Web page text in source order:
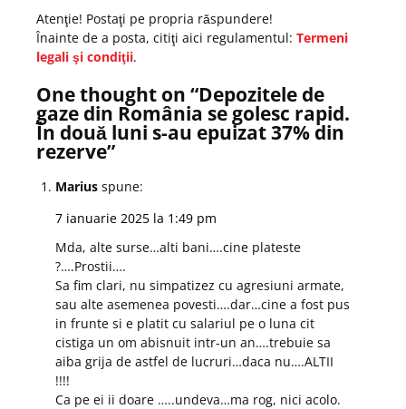
Atenţie! Postaţi pe propria răspundere!
Înainte de a posta, citiţi aici regulamentul: Termeni
legali şi condiţii.
One thought on “Depozitele de
gaze din România se golesc rapid.
În două luni s-au epuizat 37% din
rezerve”
Marius spune:
7 ianuarie 2025 la 1:49 pm
Mda, alte surse…alti bani….cine plateste
?….Prostii….
Sa fim clari, nu simpatizez cu agresiuni armate,
sau alte asemenea povesti….dar…cine a fost pus
in frunte si e platit cu salariul pe o luna cit
cistiga un om abisnuit intr-un an….trebuie sa
aiba grija de astfel de lucruri…daca nu….ALTII
!!!!
Ca pe ei ii doare …..undeva…ma rog, nici acolo.